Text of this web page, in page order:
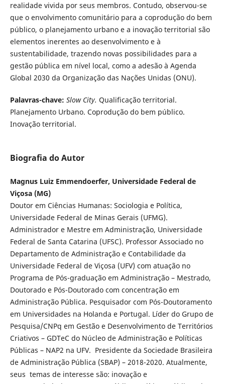
realidade vivida por seus membros. Contudo, observou-se
que o envolvimento comunitário para a coprodução do bem
público, o planejamento urbano e a inovação territorial são
elementos inerentes ao desenvolvimento e à
sustentabilidade, trazendo novas possibilidades para a
gestão pública em nível local, como a adesão à Agenda
Global 2030 da Organização das Nações Unidas (ONU).
Palavras-chave: Slow City. Qualificação territorial.
Planejamento Urbano. Coprodução do bem público.
Inovação territorial.
Biografia do Autor
Magnus Luiz Emmendoerfer, Universidade Federal de
Viçosa (MG)
Doutor em Ciências Humanas: Sociologia e Política,
Universidade Federal de Minas Gerais (UFMG).
Administrador e Mestre em Administração, Universidade
Federal de Santa Catarina (UFSC). Professor Associado no
Departamento de Administração e Contabilidade da
Universidade Federal de Viçosa (UFV) com atuação no
Programa de Pós-graduação em Administração – Mestrado,
Doutorado e Pós-Doutorado com concentração em
Administração Pública. Pesquisador com Pós-Doutoramento
em Universidades na Holanda e Portugal. Líder do Grupo de
Pesquisa/CNPq em Gestão e Desenvolvimento de Territórios
Criativos – GDTeC do Núcleo de Administração e Políticas
Públicas – NAP2 na UFV. Presidente da Sociedade Brasileira
de Administração Pública (SBAP) – 2018-2020. Atualmente,
seus temas de interesse são: inovação e